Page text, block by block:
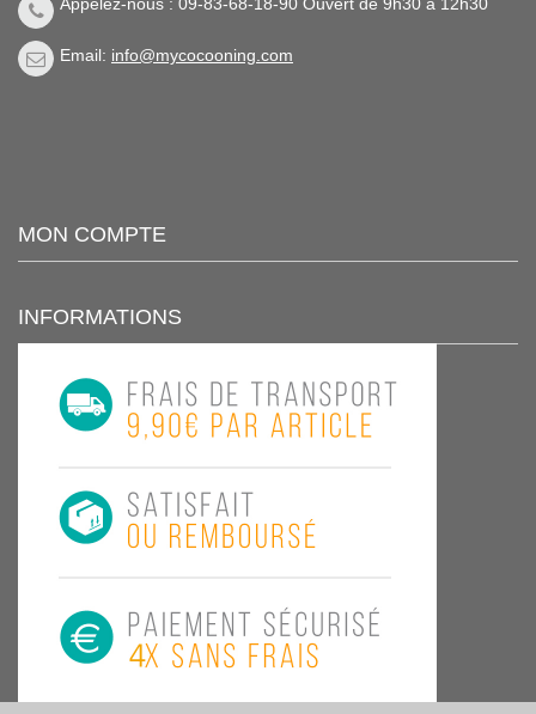
Email: info@mycocooning.com
MON COMPTE
INFORMATIONS